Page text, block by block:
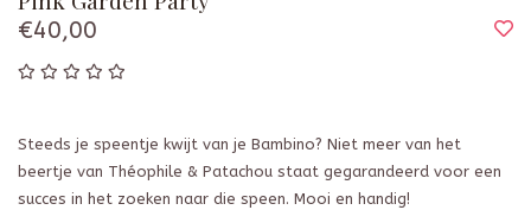
€40,00
Steeds je speentje kwijt van je Bambino? Niet meer van het
beertje van Théophile & Patachou staat gegarandeerd voor een
succes in het zoeken naar die speen. Mooi en handig!